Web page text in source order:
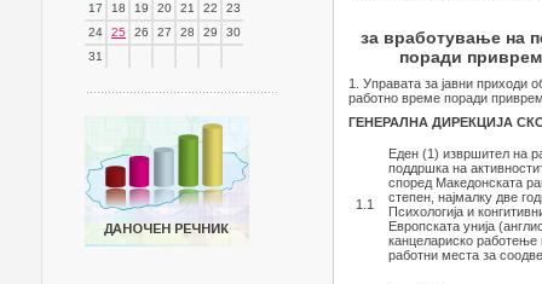
17
18 19 20 21 22
23
24
25 26 27 28 29
30
31
за вработување на
поради
1. Управата за јавни приходи
работно време поради
ГЕНЕРАЛНА ДИРЕКЦИЈА
1.1
Еден (1) извршител на
поддршка на
според Македонската
степен, најмалку две
Психологија и
Европската унија
канцелариско работење
работни места за